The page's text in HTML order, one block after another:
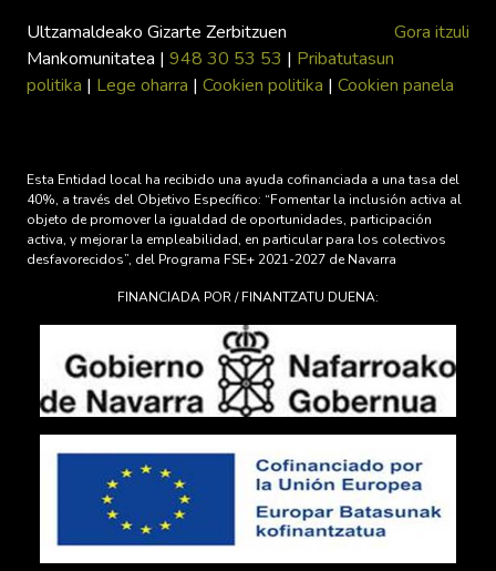
Gora itzuli
Ultzamaldeako Gizarte Zerbitzuen
Mankomunitatea | 948 30 53 53 | Pribatutasun
politika | Lege oharra | Cookien politika | Cookien panela
Esta Entidad local ha recibido una ayuda cofinanciada a una tasa del
40%, a través del Objetivo Específico: “Fomentar la inclusión activa al
objeto de promover la igualdad de oportunidades, participación
activa, y mejorar la empleabilidad, en particular para los colectivos
desfavorecidos”, del Programa FSE+ 2021-2027 de Navarra
FINANCIADA POR / FINANTZATU DUENA: